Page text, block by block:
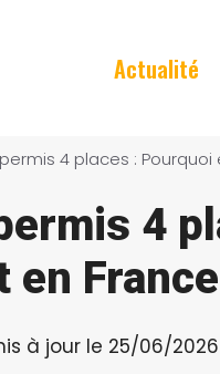
Actualité
4
à jour le 25/06/